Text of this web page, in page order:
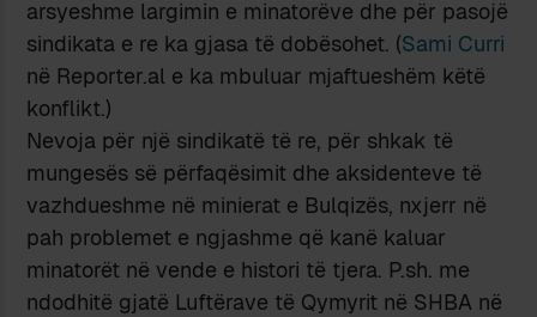
arsyeshme largimin e minatorëve dhe për pasojë
sindikata e re ka gjasa të dobësohet. (Sami Curri
në Reporter.al e ka mbuluar mjaftueshëm këtë
konflikt.)
Nevoja për një sindikatë të re, për shkak të
mungesës së përfaqësimit dhe aksidenteve të
vazhdueshme në minierat e Bulqizës, nxjerr në
pah problemet e ngjashme që kanë kaluar
minatorët në vende e histori të tjera. P.sh. me
ndodhitë gjatë Luftërave të Qymyrit në SHBA në